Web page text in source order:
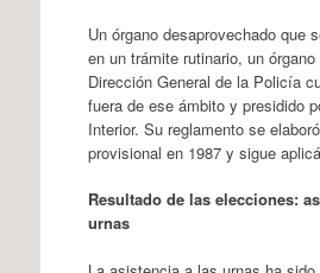
Un órgano desaprovechado que
en un trámite rutinario, un
Dirección General de la Policía
fuera de ese ámbito y presidido
Interior. Su reglamento se
provisional en 1987 y sigue
Resultado de las elecciones:
urnas